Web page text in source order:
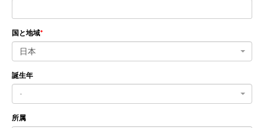
国と地域
日本
誕生年
-
所属